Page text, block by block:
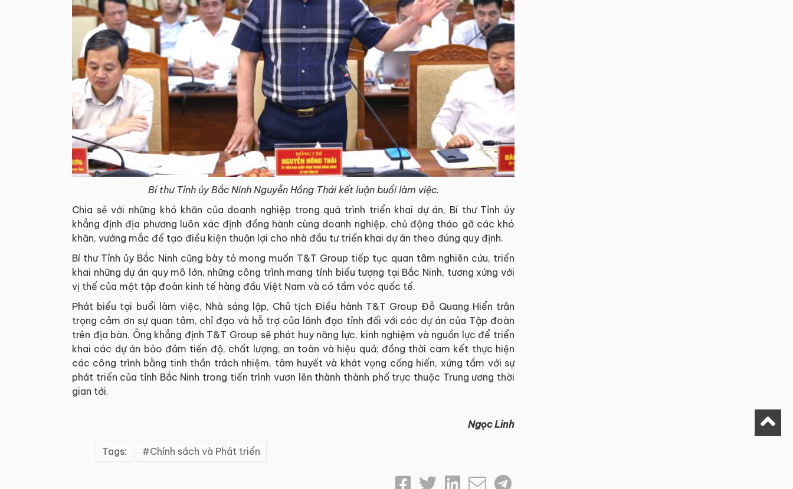
Bí thư Tỉnh ủy Bắc Ninh Nguyễn Hồng Thái kết luận buổi làm việc.
Chia sẻ với những khó khăn của doanh nghiệp trong quá trình triển khai dự án, Bí thư Tỉnh ủy
khẳng định địa phương luôn xác định đồng hành cùng doanh nghiệp, chủ động tháo gỡ các khó
khăn, vướng mắc để tạo điều kiện thuận lợi cho nhà đầu tư triển khai dự án theo đúng quy định.
Bí thư Tỉnh ủy Bắc Ninh cũng bày tỏ mong muốn T&T Group tiếp tục quan tâm nghiên cứu, triển
khai những dự án quy mô lớn, những công trình mang tính biểu tượng tại Bắc Ninh, tương xứng với
vị thế của một tập đoàn kinh tế hàng đầu Việt Nam và có tầm vóc quốc tế.
Phát biểu tại buổi làm việc, Nhà sáng lập, Chủ tịch Điều hành T&T Group Đỗ Quang Hiển trân
trọng cảm ơn sự quan tâm, chỉ đạo và hỗ trợ của lãnh đạo tỉnh đối với các dự án của Tập đoàn
trên địa bàn. Ông khẳng định T&T Group sẽ phát huy năng lực, kinh nghiệm và nguồn lực để triển
khai các dự án bảo đảm tiến độ, chất lượng, an toàn và hiệu quả; đồng thời cam kết thực hiện
các công trình bằng tinh thần trách nhiệm, tâm huyết và khát vọng cống hiến, xứng tầm với sự
phát triển của tỉnh Bắc Ninh trong tiến trình vươn lên thành thành phố trực thuộc Trung ương thời
gian tới.
Ngọc Linh
Tags: Chính sách và Phát triển